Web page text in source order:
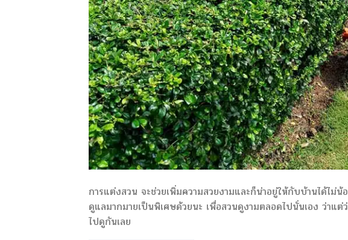
การแต่งสวน จะช่วยเพิ่มความสวยงามและก็น่าอยู่ให้กับบ้านได้ไม่
ดูแลมากมายเป็นพิเศษด้วยนะ เพื่อสวนดูงามตลอดไปนั่นเอง ว่าแต่
ไปดูกันเลย